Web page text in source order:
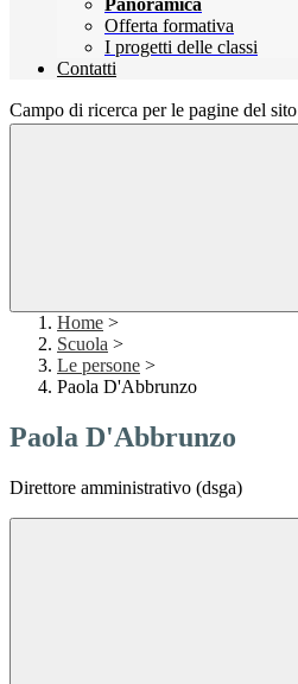
Panoramica
Offerta formativa
I progetti delle classi
Contatti
Campo di ricerca per le pagine del sito
Home >
Scuola >
Le persone >
Paola D'Abbrunzo
Paola D'Abbrunzo
Direttore amministrativo (dsga)